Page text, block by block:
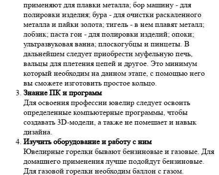
применяют для плавки металла; бор машину - для
полировки изделия; бура - для очистки раскаленного
металла и пайки золота; тигель - в нем плавят металл;
лобзик; паста гои - для полировки изделий; опоки;
ультразвуковая ванна; плоскогубцы и пинцеты. В
дальнейшем следует приобрести муфельную печь,
вальцы для плетения цепей и другое. Это минимум
который необходим на данном этапе, с помощью него
вы сможете изготовить простое кольцо.
Знание ПК и программ
Для освоения профессии ювелир следует освоить
определенные компьютерные программы, чтобы
создавать 3D-модели, а также не помешает и навык
дизайна.
Изучить оборудование и работу с ним
Ювелирные горелки бывают бензиновые и газовые. Для
домашнего применения лучше подойдут бензиновые.
Для газовой горелки необходим баллон с газом.